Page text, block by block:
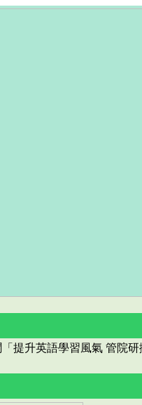
提升英語學習風氣 管院